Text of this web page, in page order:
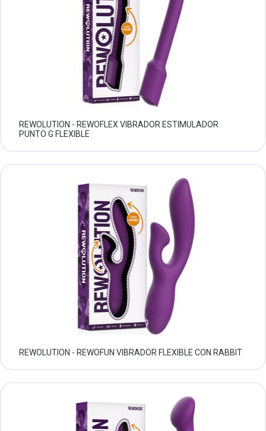
REWOLUTION - REWOFLEX VIBRADOR ESTIMULADOR
PUNTO G FLEXIBLE
REWOLUTION - REWOFUN VIBRADOR FLEXIBLE CON RABBIT